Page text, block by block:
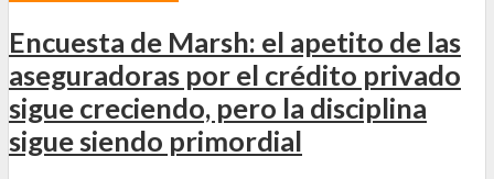
Encuesta de Marsh: el apetito de las
aseguradoras por el crédito privado
sigue creciendo, pero la disciplina
sigue siendo primordial